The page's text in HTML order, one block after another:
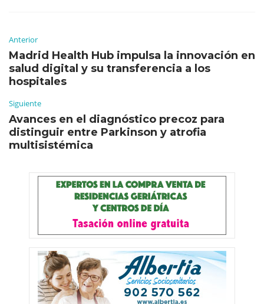
Anterior
Madrid Health Hub impulsa la innovación en
salud digital y su transferencia a los
hospitales
Siguiente
Avances en el diagnóstico precoz para
distinguir entre Parkinson y atrofia
multisistémica